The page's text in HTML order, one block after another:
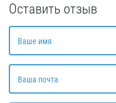
Оставить отзыв
Ваше имя
Ваша почта